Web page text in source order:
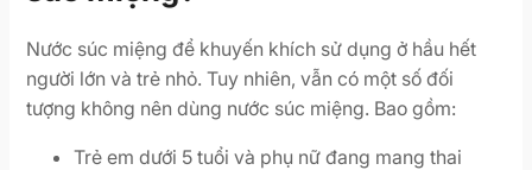
Nước súc miệng để khuyến khích sử dụng ở hầu hết
người lớn và trẻ nhỏ. Tuy nhiên, vẫn có một số đối
tượng không nên dùng nước súc miệng. Bao gồm:
Trẻ em dưới 5 tuổi và phụ nữ đang mang thai